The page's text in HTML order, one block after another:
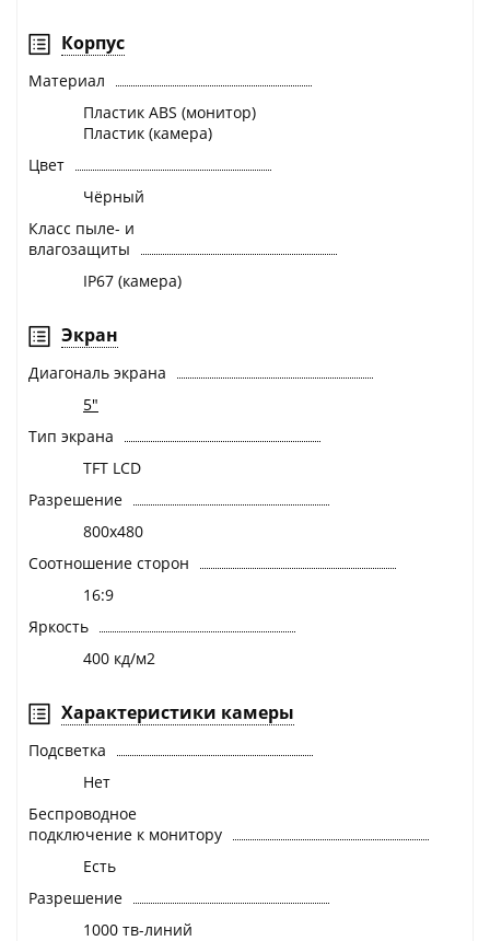
Корпус
Материал
Пластик ABS (монитор)
Пластик (камера)
Цвет
Чёрный
Класс пыле- и
влагозащиты
IP67 (камера)
Экран
Диагональ экрана
5"
Тип экрана
TFT LCD
Разрешение
800x480
Соотношение сторон
16:9
Яркость
400 кд/м2
Характеристики камеры
Подсветка
Нет
Беспроводное
подключение к монитору
Есть
Разрешение
1000 тв-линий